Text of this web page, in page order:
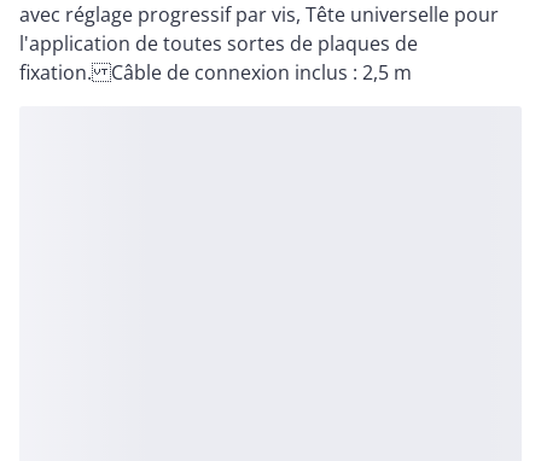
avec réglage progressif par vis, Tête universelle pour
l'application de toutes sortes de plaques de
fixation. Câble de connexion inclus : 2,5 m